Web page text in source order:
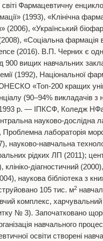
Фармацевтичну
(1993), «Клінічна
(2006), «Український
«Соціальна фармація
(2016). В.П. Черних є
900 вищих навчальних
(1992), Національної
«Топ-200 кращих
(90–94%
1993 р. — ІПКСФ, Коледж
науково-
Проблемна лабораторія
науково-навчальна
рідких ЛП (2011);
діагностичний
наукова бібліотека з
105 тис. м2
комплекс,
№ 3). Започатковано
навчального
освіти створені